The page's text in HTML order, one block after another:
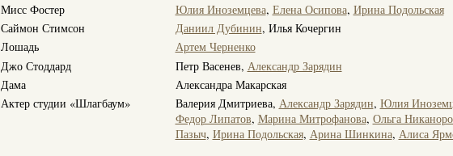
Мисс Фостер
Юлия Иноземцева, Елена Осипова, Ирина Подольская
Саймон Стимсон
Даниил Дубинин, Илья Кочергин
Лошадь
Артем Черненко
Джо Стоддард
Петр Васенев, Александр Зарядин
Дама
Александра Макарская
Актер студии «Шлагбаум»
Валерия Дмитриева, Александр Зарядин, Юлия
Федор Липатов, Марина Митрофанова, Ольга
Пазыч, Ирина Подольская, Арина Шинкина, Алиса